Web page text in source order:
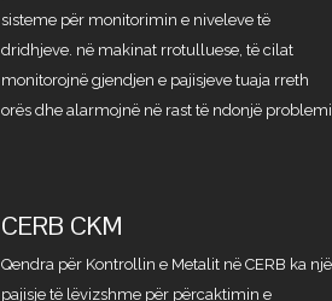
sisteme për monitorimin e niveleve të
dridhjeve. në makinat rrotulluese, të cilat
monitorojnë gjendjen e pajisjeve tuaja rreth
orës dhe alarmojnë në rast të ndonjë
CERB CKM
Qendra për Kontrollin e Metalit në CERB ka një
pajisje të lëvizshme për përcaktimin e